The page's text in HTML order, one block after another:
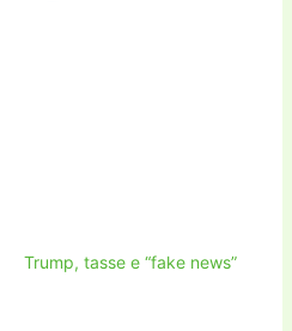
Trump, tasse e “fake news”